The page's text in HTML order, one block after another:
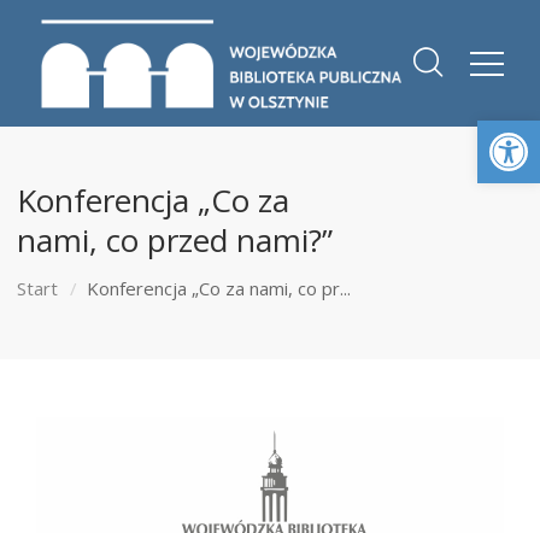
Konferencja „Co za
nami, co przed nami?”
Start Konferencja „Co za nami, co pr...